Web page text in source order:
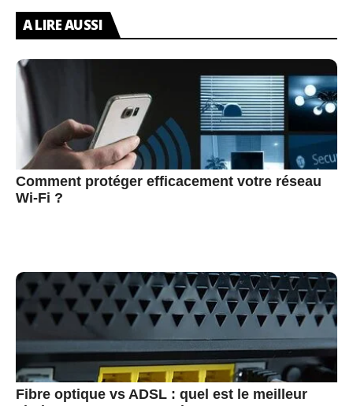
A LIRE AUSSI
Comment protéger efficacement votre réseau
Wi-Fi ?
Fibre optique vs ADSL : quel est le meilleur